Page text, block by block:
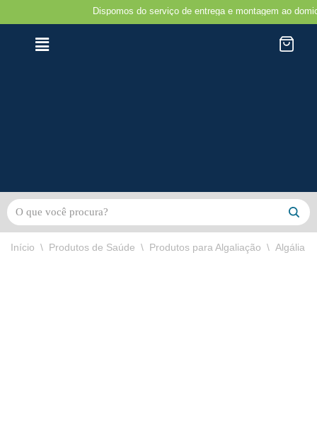
Avançar
Dispomos do serviço de entrega e montagem ao
Início \ Produtos de Saúde \ Produtos para Algaliação \ Algália